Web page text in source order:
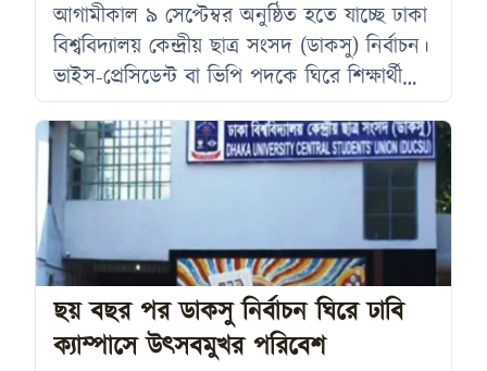
আগামীকাল ৯ সেপ্টেম্বর অনুষ্ঠিত হতে যাচ্ছে ঢাকা
বিশ্ববিদ্যালয় কেন্দ্রীয় ছাত্র সংসদ (ডাকসু) নির্বাচন।
ভাইস-প্রেসিডেন্ট বা ভিপি পদকে ঘিরে শিক্ষার্থীদের
মধ্যে বেশ আগ্রহ তৈরি হয়েছে। এ পদের
আলোচনার কেন্দ্রে রয়েছেন বিশ্ব ইনসানিয়াত বিপ্লব
স্টুডেন্ট ফ্রন্ট সমর্থিত প্রার্থী তাহমিনা আক্তার।
তাহমিনার নির্বাচনী ইশতিহারে শিক্ষার্থীদের জন্য
বেশ কিছু গুরুত্বপূর্ণ বিষয় স্থান পেয়েছে। তিনি তার
সাত দফা কর্মসূচিতে দলীয় আধিপত্যমুক্ত ক্যাম্পাস
গড়ার অঙ্গীকার করেছেন। পাশাপাশি
ছয় বছর পর ডাকসু নির্বাচন ঘিরে ঢাবি
ক্যাম্পাসে উৎসবমুখর পরিবেশ